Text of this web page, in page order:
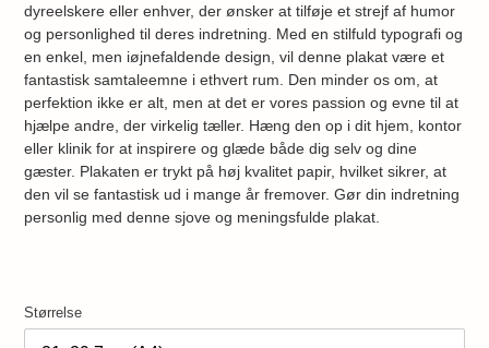
dyreelskere eller enhver, der ønsker at tilføje et strejf af humor
og personlighed til deres indretning. Med en stilfuld typografi og
en enkel, men iøjnefaldende design, vil denne plakat være et
fantastisk samtaleemne i ethvert rum. Den minder os om, at
perfektion ikke er alt, men at det er vores passion og evne til at
hjælpe andre, der virkelig tæller. Hæng den op i dit hjem, kontor
eller klinik for at inspirere og glæde både dig selv og dine
gæster. Plakaten er trykt på høj kvalitet papir, hvilket sikrer, at
den vil se fantastisk ud i mange år fremover. Gør din indretning
personlig med denne sjove og meningsfulde plakat.
Størrelse